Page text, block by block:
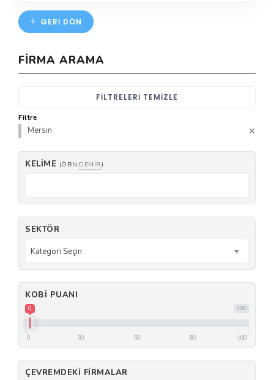
GERI DÖN
FIRMA ARAMA
FILTRELERI TEMIZLE
Filtre
Mersin
KELIME (ÖRN:DEMIR)
SEKTÖR
Kategori Seçin
KOBI PUANI
100
0
0 30 50 80 100
ÇEVREMDEKI FIRMALAR